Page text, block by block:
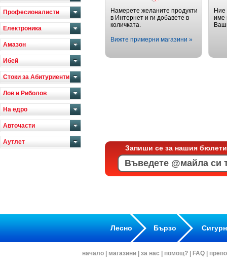
Професионалисти
Електроника
Амазон
Ибей
Стоки за Абитуриенти
Лов и Риболов
На едро
Авточасти
Аутлет
Намерете желаните продукти
в Интернет и ги добавете в
количката.
Вижте примерни магазини »
име
Запиши се за нашия
Лесно Бързо
начало магазини за нас помощ? FAQ